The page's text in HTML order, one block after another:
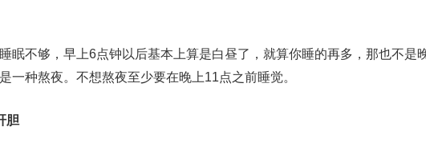
眠不够，早上6点钟以后基本上算是白昼了，就算你睡的再多，那也不是
一种熬夜。不想熬夜至少要在晚上11点之前睡觉。
胆